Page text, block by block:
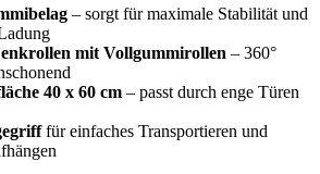
– sorgt für maximale Stabilität und
mit Vollgummirollen – 360°
40 x 60 cm – passt durch enge Türen
für einfaches Transportieren und